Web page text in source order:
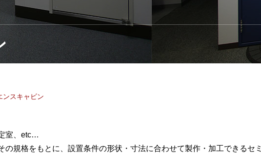
ンスキャビン
室、 etc…
の規格をもとに、設置条件の形状・寸法に合わせて製作・加工できるセ